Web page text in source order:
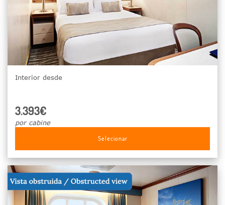
Interior desde
3.393€
por cabine
Selecionar